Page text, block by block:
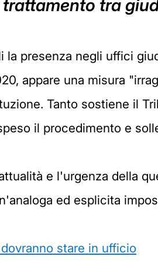
tra
la presenza negli uffici
appare una misura
Tanto sostiene il
il procedimento e
e l'urgenza della
ed esplicita
stare in ufficio